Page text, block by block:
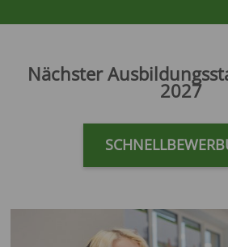
Nächster
2027